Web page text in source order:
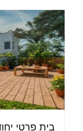
בית פרטי